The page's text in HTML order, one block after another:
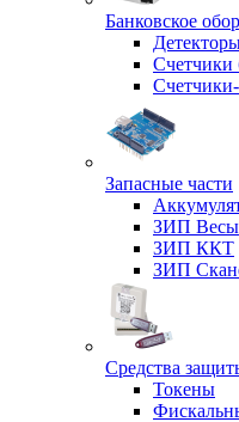
Банковское
Счетчики
Запасные части
ЗИП Весы
ЗИП ККТ
ЗИП
Средства
Токены